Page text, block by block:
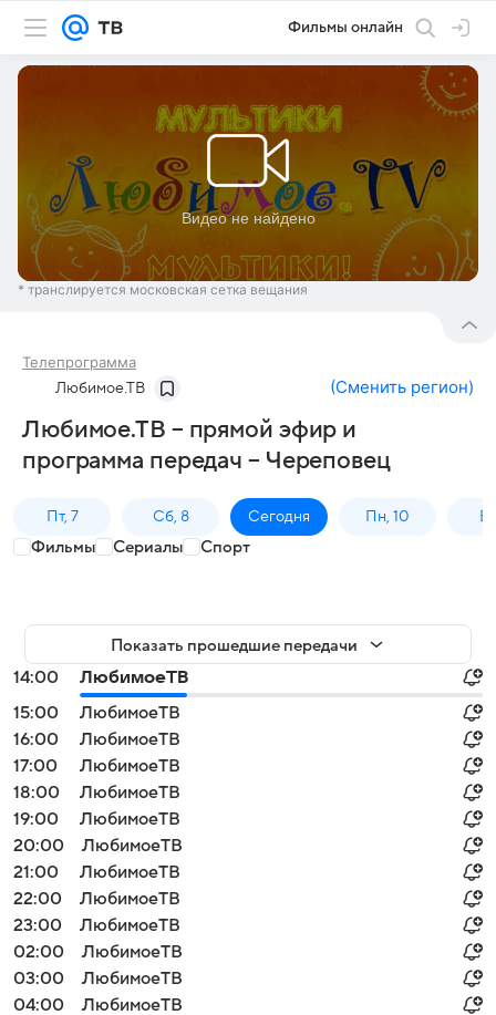
Фильмы онлайн
* транслируется московская сетка вещания
Телепрограмма
Любимое.ТВ (Сменить регион)
Любимое.ТВ – прямой эфир и
программа передач – Череповец
Пт, 7 Сб, 8 Сегодня Пн, 10
Фильмы Сериалы Спорт
Показать прошедшие передачи
14:00
ЛюбимоеТВ
15:00
ЛюбимоеТВ
16:00
ЛюбимоеТВ
17:00
ЛюбимоеТВ
18:00
ЛюбимоеТВ
19:00
ЛюбимоеТВ
20:00
ЛюбимоеТВ
21:00
ЛюбимоеТВ
22:00
ЛюбимоеТВ
23:00
ЛюбимоеТВ
02:00
ЛюбимоеТВ
03:00
ЛюбимоеТВ
04:00
ЛюбимоеТВ